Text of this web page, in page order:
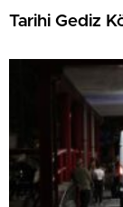
Tarihi Gediz